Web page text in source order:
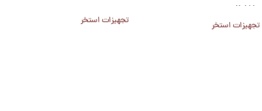
Kokido
تجهیزات استخر
تجهیزات استخر